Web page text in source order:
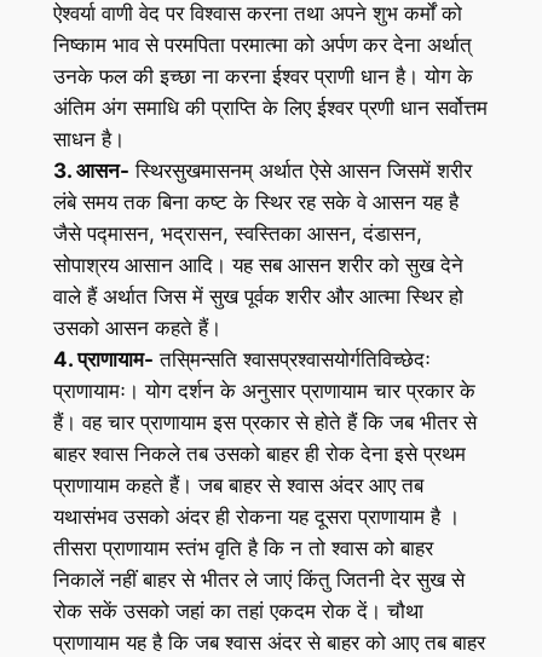
ऐश्वर्या वाणी वेद पर विश्वास करना तथा अपने शुभ कर्मों को
निष्काम भाव से परमपिता परमात्मा को अर्पण कर देना अर्थात्
उनके फल की इच्छा ना करना ईश्वर प्राणी धान है। योग के
अंतिम अंग समाधि की प्राप्ति के लिए ईश्वर प्रणी धान सर्वोत्तम
साधन है।
3. आसन- स्थिरसुखमासनम् अर्थात ऐसे आसन जिसमें शरीर
लंबे समय तक बिना कष्ट के स्थिर रह सके वे आसन यह है
जैसे पद्मासन, भद्रासन, स्वस्तिका आसन, दंडासन,
सोपाश्रय आसान आदि। यह सब आसन शरीर को सुख देने
वाले हैं अर्थात जिस में सुख पूर्वक शरीर और आत्मा स्थिर हो
उसको आसन कहते हैं।
4. प्राणायाम- तसि्मन्सति श्वासप्रश्वासयोर्गतिविच्छेदः
प्राणायामः। योग दर्शन के अनुसार प्राणायाम चार प्रकार के
हैं। वह चार प्राणायाम इस प्रकार से होते हैं कि जब भीतर से
बाहर श्वास निकले तब उसको बाहर ही रोक देना इसे प्रथम
प्राणायाम कहते हैं। जब बाहर से श्वास अंदर आए तब
यथासंभव उसको अंदर ही रोकना यह दूसरा प्राणायाम है ।
तीसरा प्राणायाम स्तंभ वृति है कि न तो श्वास को बाहर
निकालें नहीं बाहर से भीतर ले जाएं किंतु जितनी देर सुख से
रोक सकें उसको जहां का तहां एकदम रोक दें। चौथा
प्राणायाम यह है कि जब श्वास अंदर से बाहर को आए तब बाहर